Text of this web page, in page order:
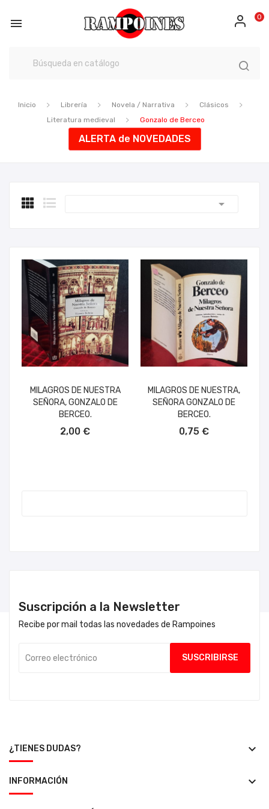
 0
Inicio Librería Novela / Narrativa
Clásicos
Literatura medieval
Gonzalo de Berceo
ALERTA de NOVEDADES

MILAGROS DE NUESTRA
SEÑORA, GONZALO DE
BERCEO.
2,00 €
MILAGROS DE NUESTRA,
SEÑORA GONZALO DE
BERCEO.
0,75 €
Suscripción a la Newsletter
Recibe por mail todas las novedades de Rampoines
¿TIENES DUDAS? keyboard_arrow_down
INFORMACIÓN keyboard_arrow_down